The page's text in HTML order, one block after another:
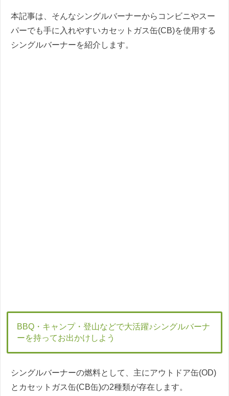
本記事は、そんなシングルバーナーからコンビニやスー
パーでも手に入れやすいカセットガス缶(CB)を使用する
シングルバーナーを紹介します。
BBQ・キャンプ・登山などで大活躍♪シングルバーナ
ーを持ってお出かけしよう
シングルバーナーの燃料として、主にアウトドア缶(OD)
とカセットガス缶(CB缶)の2種類が存在します。